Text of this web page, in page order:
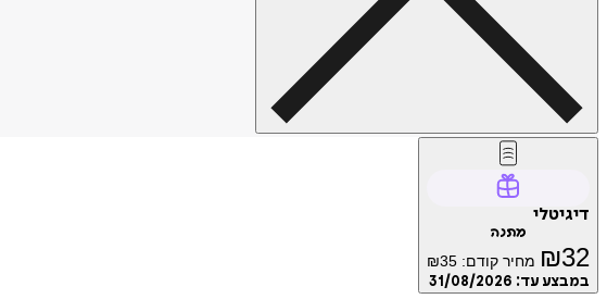
דיגיטלי
מתנה
₪32 מחיר קודם: ₪35
במבצע עד: 31/08/2026